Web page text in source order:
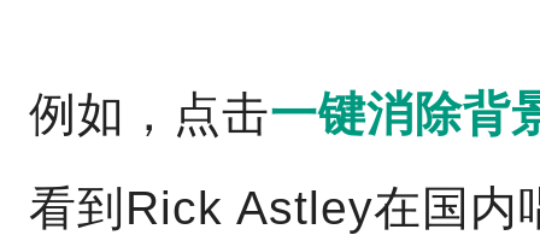
例如，点击一键消除背
看到Rick Astley在国